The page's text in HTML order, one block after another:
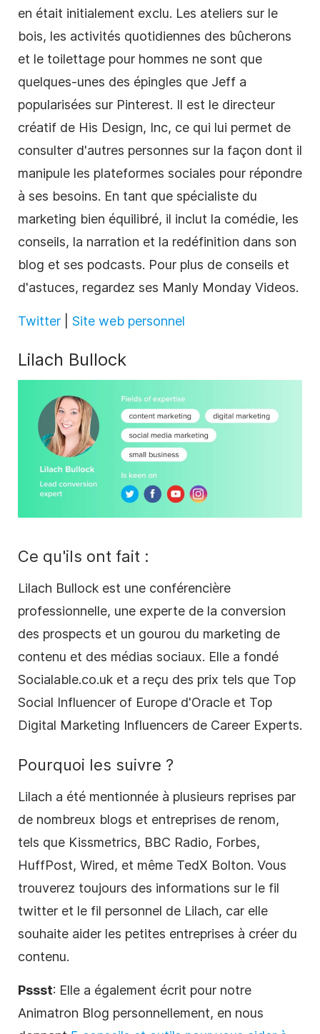
en était initialement exclu. Les ateliers sur le
bois, les activités quotidiennes des bûcherons
et le toilettage pour hommes ne sont que
quelques-unes des épingles que Jeff a
popularisées sur Pinterest. Il est le directeur
créatif de His Design, Inc, ce qui lui permet de
consulter d'autres personnes sur la façon dont il
manipule les plateformes sociales pour répondre
à ses besoins. En tant que spécialiste du
marketing bien équilibré, il inclut la comédie, les
conseils, la narration et la redéfinition dans son
blog et ses podcasts. Pour plus de conseils et
d'astuces, regardez ses Manly Monday Videos.
Twitter Site web personnel
Lilach Bullock
Ce qu'ils ont fait :
Lilach Bullock est une conférencière
professionnelle, une experte de la conversion
des prospects et un gourou du marketing de
contenu et des médias sociaux. Elle a fondé
Socialable.co.uk et a reçu des prix tels que Top
Social Influencer of Europe d'Oracle et Top
Digital Marketing Influencers de Career Experts.
Pourquoi les suivre ?
Lilach a été mentionnée à plusieurs reprises par
de nombreux blogs et entreprises de renom,
tels que Kissmetrics, BBC Radio, Forbes,
HuffPost, Wired, et même TedX Bolton. Vous
trouverez toujours des informations sur le fil
twitter et le fil personnel de Lilach, car elle
souhaite aider les petites entreprises à créer du
contenu.
Pssst: Elle a également écrit pour notre
Animatron Blog personnellement, en nous